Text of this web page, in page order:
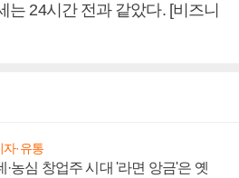
는 24시간 전과 같았다. [비즈니
자·유통
·농심 창업주 시대 '라면 앙금'은 옛